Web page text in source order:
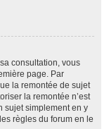
consultation, vous
page. Par
la remontée de sujet
la remontée n’est
sujet simplement en y
règles du forum en le